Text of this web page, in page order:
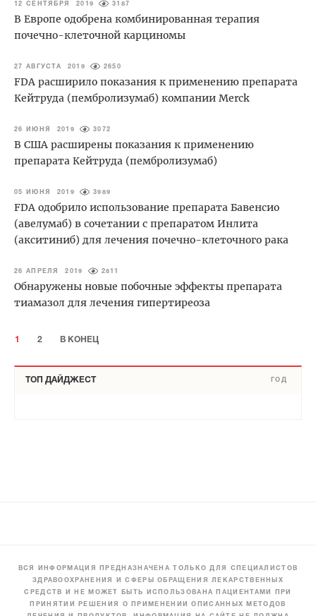
12 СЕНТЯБРЯ 2019 3187
В Европе одобрена комбинированная терапия
почечно-клеточной карциномы
27 АВГУСТА 2019 2650
FDA расширило показания к применению препарата
Кейтруда (пембролизумаб) компании Merck
26 ИЮНЯ 2019 3072
В США расширены показания к применению
препарата Кейтруда (пембролизумаб)
05 ИЮНЯ 2019 3989
FDA одобрило использование препарата Бавенсио
(авелумаб) в сочетании с препаратом Инлита
(акситиниб) для лечения почечно-клеточного рака
26 АПРЕЛЯ 2019 2811
Обнаружены новые побочные эффекты препарата
тиамазол для лечения гипертиреоза
1 2 В КОНЕЦ
ТОП ДАЙДЖЕСТ ГОД
ВСЯ ИНФОРМАЦИЯ ПРЕДНАЗНАЧЕНА ТОЛЬКО ДЛЯ СПЕЦИАЛИСТОВ
ЗДРАВООХРАНЕНИЯ И СФЕРЫ ОБРАЩЕНИЯ ЛЕКАРСТВЕННЫХ
СРЕДСТВ И НЕ МОЖЕТ БЫТЬ ИСПОЛЬЗОВАНА ПАЦИЕНТАМИ ПРИ
ПРИНЯТИИ РЕШЕНИЯ О ПРИМЕНЕНИИ ОПИСАННЫХ МЕТОДОВ